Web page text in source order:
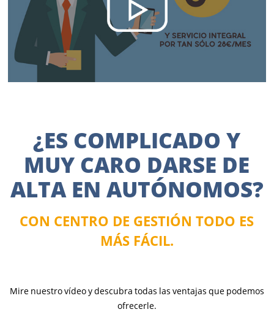
¿ES COMPLICADO Y
MUY CARO DARSE DE
ALTA EN AUTÓNOMOS?
CON CENTRO DE GESTIÓN TODO ES
MÁS FÁCIL.
Mire nuestro vídeo y descubra todas las ventajas que podemos
ofrecerle.